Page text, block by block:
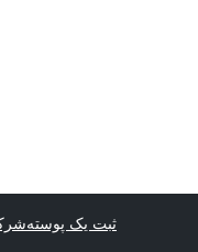
ثبت یک پوسته